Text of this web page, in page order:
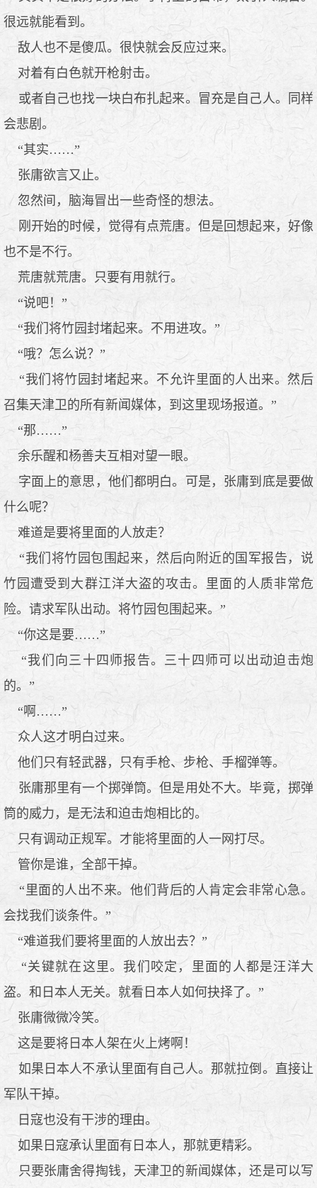
很远就能看到。
敌人也不是傻瓜。很快就会反应过来。
对着有白色就开枪射击。
或者自己也找一块白布扎起来。冒充是自己人。同样
会悲剧。
“其实……”
张庸欲言又止。
忽然间，脑海冒出一些奇怪的想法。
刚开始的时候，觉得有点荒唐。但是回想起来，好像
也不是不行。
荒唐就荒唐。只要有用就行。
“说吧！”
“我们将竹园封堵起来。不用进攻。”
“哦？怎么说？”
“我们将竹园封堵起来。不允许里面的人出来。然后
召集天津卫的所有新闻媒体，到这里现场报道。”
“那……”
余乐醒和杨善夫互相对望一眼。
字面上的意思，他们都明白。可是，张庸到底是要做
什么呢？
难道是要将里面的人放走？
“我们将竹园包围起来，然后向附近的国军报告，说
竹园遭受到大群江洋大盗的攻击。里面的人质非常危
险。请求军队出动。将竹园包围起来。”
“你这是要……”
“我们向三十四师报告。三十四师可以出动迫击炮
的。”
“啊……”
众人这才明白过来。
他们只有轻武器，只有手枪、步枪、手榴弹等。
张庸那里有一个掷弹筒。但是用处不大。毕竟，掷弹
筒的威力，是无法和迫击炮相比的。
只有调动正规军。才能将里面的人一网打尽。
管你是谁，全部干掉。
“里面的人出不来。他们背后的人肯定会非常心急。
会找我们谈条件。”
“难道我们要将里面的人放出去？”
“关键就在这里。我们咬定，里面的人都是汪洋大
盗。和日本人无关。就看日本人如何抉择了。”
张庸微微冷笑。
这是要将日本人架在火上烤啊！
如果日本人不承认里面有自己人。那就拉倒。直接让
军队干掉。
日寇也没有干涉的理由。
如果日寇承认里面有日本人，那就更精彩。
只要张庸舍得掏钱，天津卫的新闻媒体，还是可以写